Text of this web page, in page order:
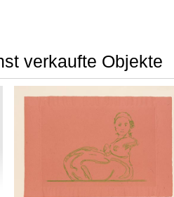
verkaufte Objekte